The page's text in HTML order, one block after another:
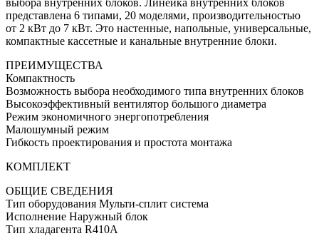
представлена 6 типами, 20 моделями, производительностью
от 2 кВт до 7 кВт. Это настенные, напольные, универсальные,
компактные кассетные и канальные внутренние блоки.
ПРЕИМУЩЕСТВА
Компактность
Возможность выбора необходимого типа внутренних блоков
Высокоэффективный вентилятор большого диаметра
Режим экономичного энергопотребления
Малошумный режим
Гибкость проектирования и простота монтажа
КОМПЛЕКТ
ОБЩИЕ СВЕДЕНИЯ
Тип оборудования Мульти-сплит система
Исполнение Наружный блок
Тип хладагента R410A